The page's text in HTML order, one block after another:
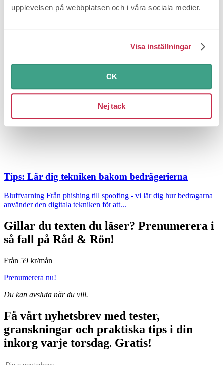
upplevelsen på webbplatsen och i våra sociala medier.
Visa inställningar
OK
Nej tack
Tips: Lär dig tekniken bakom bedrägerierna
Bluffvarning Från phishing till spoofing - vi lär dig hur bedragarna
använder den digitala tekniken för att...
Gillar du texten du läser? Prenumerera i
så fall på Råd & Rön!
Från 59 kr/mån
Prenumerera nu!
Du kan avsluta när du vill.
Få vårt nyhetsbrev med tester,
granskningar och praktiska tips i din
inkorg varje torsdag. Gratis!